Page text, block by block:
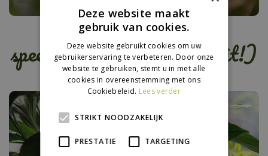
Kinderen willen geen
speeltoestel meer (maar dit!)
Deze website maakt
gebruik van cookies.
Deze website gebruikt cookies om uw
gebruikerservaring te verbeteren. Door onze
website te gebruiken, stemt u in met alle
cookies in overeenstemming met ons
Cookiebeleid. Lees verder
STRIKT NOODZAKELIJK
PRESTATIE TARGETING